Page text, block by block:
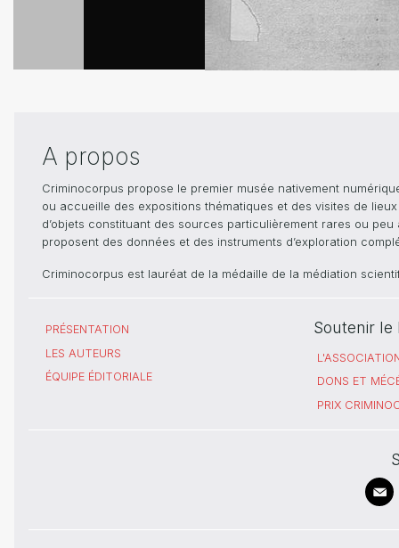
A propos
Criminocorpus propose le premier musée nativement
ou accueille des expositions thématiques et des visites de
d’objets constituant des sources particulièrement rares ou
proposent des données et des instruments d’exploration
Criminocorpus est lauréat de la médaille de la médiation
PRÉSENTATION
LES AUTEURS
ÉQUIPE ÉDITORIALE
Soutenir le
DONS ET
PRIX